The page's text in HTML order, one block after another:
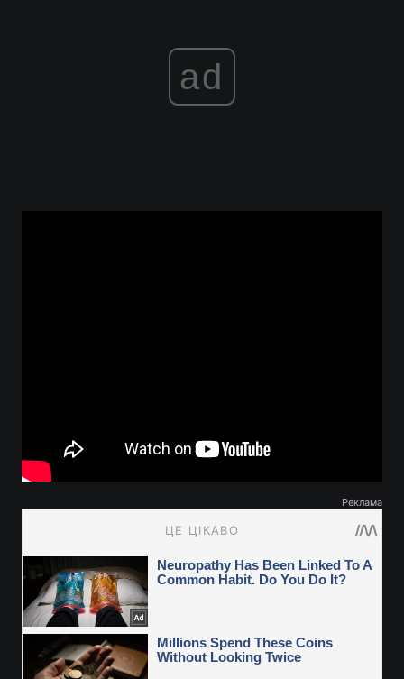
ad
Реклама